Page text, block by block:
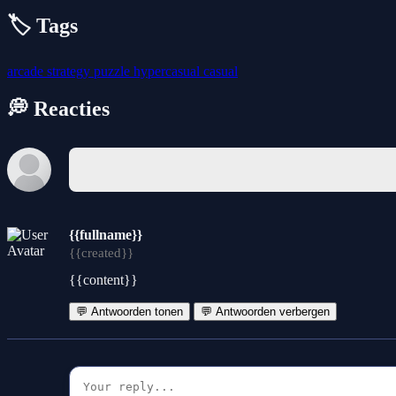
🏷️ Tags
arcade strategy puzzle hypercasual casual
💭 Reacties
{{fullname}}
{{created}}
{{content}}
💬 Antwoorden tonen 💬 Antwoorden verbergen